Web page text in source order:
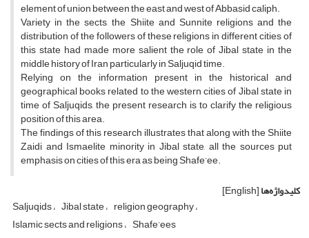
element of union between the east and west of Abbasid caliph.
Variety in the sects, the Shiite and Sunnite religions and the
distribution of the followers of these religions in different cities of
this state had made more salient the role of Jibal state in the
middle history of Iran particularly in Saljuqid time.
Relying on the information present in the historical and
geographical books related to the western cities of Jibal state in
time of Saljuqids, the present research is to clarify the religious
position of this area.
The findings of this research illustrates that along with the Shiite
Zaidi and Ismaelite minority in Jibal state, all the sources put
emphasis on cities of this era as being Shafe’ee.
کلیدواژه‌ها[English]
Saljuqids Jibal state religion geography
Islamic sects and religions Shafe’ees